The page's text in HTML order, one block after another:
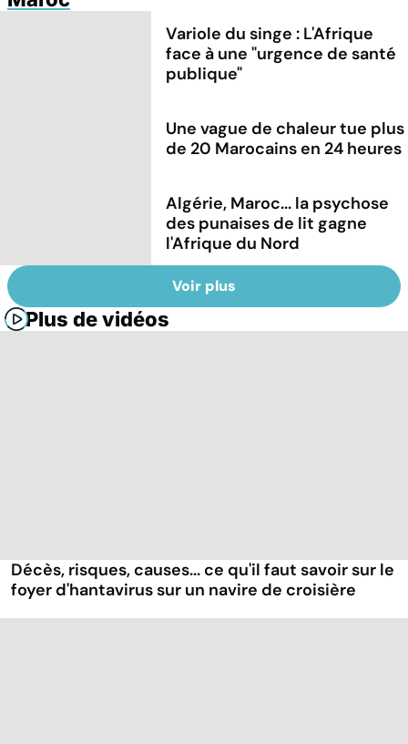
Variole du singe : L'Afrique
face à une "urgence de santé
publique"
Une vague de chaleur tue plus
de 20 Marocains en 24 heures
Algérie, Maroc... la psychose
des punaises de lit gagne
l'Afrique du Nord
Voir plus
Plus de vidéos
Décès, risques, causes... ce qu'il faut savoir sur le
foyer d'hantavirus sur un navire de croisière